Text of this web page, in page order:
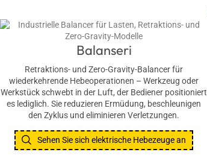
Balanseri
Retraktions- und Zero-Gravity-Balancer für
wiederkehrende Hebeoperationen – Werkzeug oder
Werkstück schwebt in der Luft, der Bediener positioniert
es lediglich. Sie reduzieren Ermüdung, beschleunigen
den Zyklus und eliminieren Verletzungen.
Sehen Sie sich elektrische Hebezeuge an